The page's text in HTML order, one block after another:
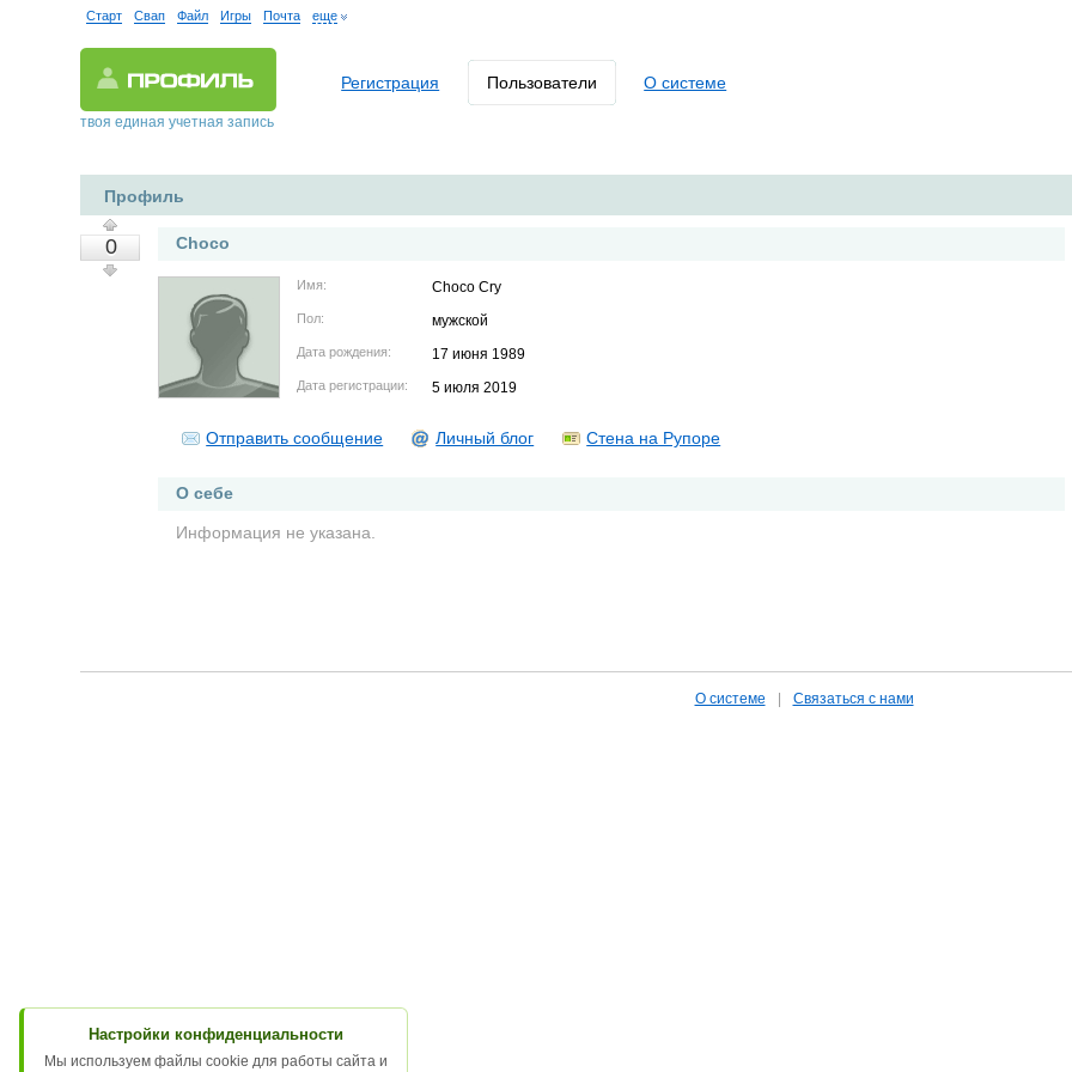
Старт Свап Файл Игры Почта еще
твоя единая учетная запись
Регистрация Пользователи О системе
Профиль
0 Choco
Имя: Choco Cry
Пол: мужской
Дата рождения: 17 июня 1989
Дата регистрации: 5 июля 2019
Отправить сообщение Личный блог Стена на Рупоре
О себе
Информация не указана.
О системе Связаться с нами
Настройки конфиденциальности
Мы используем файлы cookie для работы сайта и